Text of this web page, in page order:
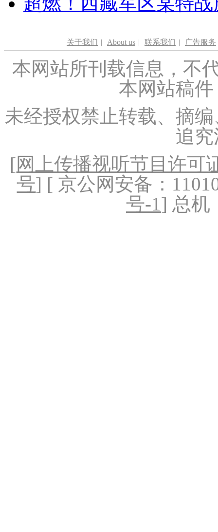
关于我们 | About us | 联系我们 | 广告服务
本网站所刊载信息，不
本网站稿
未经授权禁止转载、摘
追
[网上传播视听节目许可
号] [ 京公网安备：
号-1] 总机